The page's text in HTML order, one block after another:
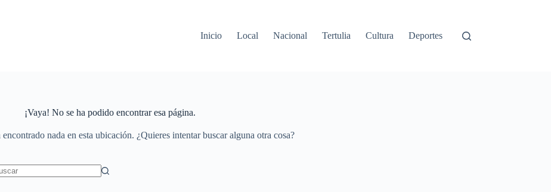
Inicio Local Nacional Tertulia Cultura Deportes
¡Vaya! No se ha podido encontrar esa página.
encontrado nada en esta ubicación. ¿Quieres intentar buscar alguna otra cosa?